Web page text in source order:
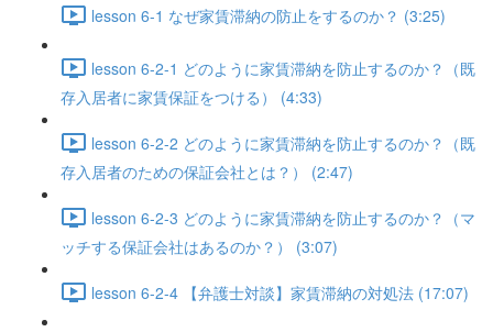
lesson 6-1 なぜ家賃滞納の防止をするのか？ (3:25)
lesson 6-2-1 どのように家賃滞納を防止するのか？（既
存入居者に家賃保証をつける） (4:33)
lesson 6-2-2 どのように家賃滞納を防止するのか？（既
存入居者のための保証会社とは？） (2:47)
lesson 6-2-3 どのように家賃滞納を防止するのか？（マ
ッチする保証会社はあるのか？） (3:07)
lesson 6-2-4 【弁護士対談】家賃滞納の対処法 (17:07)